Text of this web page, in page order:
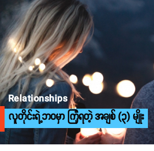
Relationships
လူတိုင်းရဲ့ဘဝမှာ ကြုံရတဲ့ အချစ် (၃) မျိုး